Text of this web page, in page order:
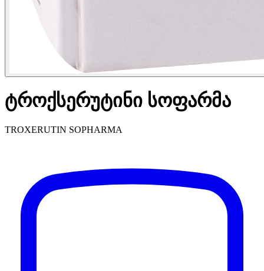
ტროქსერუტინი სოფარმა
TROXERUTIN SOPHARMA